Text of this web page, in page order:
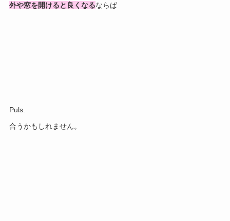
外や窓を開けると良くなるならば
Puls.
合うかもしれません。